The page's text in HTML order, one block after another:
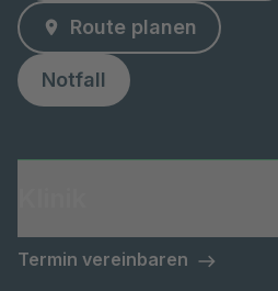
Route planen
Notfall
Termin vereinbaren